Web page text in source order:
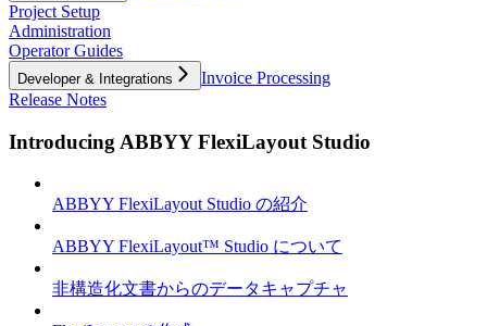
Project Setup
Administration
Operator Guides
Developer & Integrations
Invoice Processing
Release Notes
Introducing ABBYY FlexiLayout Studio
ABBYY FlexiLayout Studio の紹介
ABBYY FlexiLayout™ Studio について
非構造化文書からのデータキャプチャ